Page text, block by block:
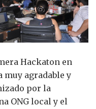
Hackaton en
muy agradable y
por la
ONG local y el